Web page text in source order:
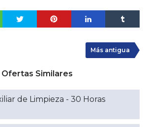
Más antigua
Ofertas Similares
de Limpieza - 30 Horas